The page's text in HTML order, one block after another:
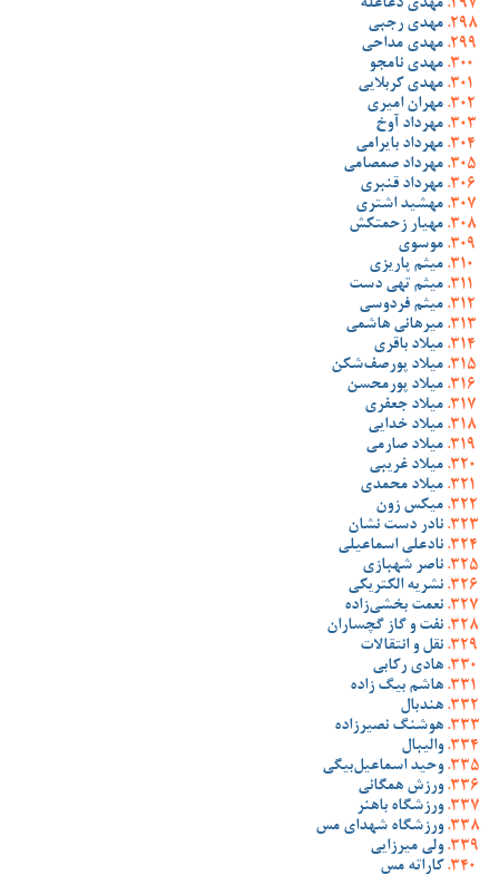
مهدی دغاغله
مهدی رجبی
مهدی مداحی
مهدی نامجو
مهدی کربلایی
مهران امیری
مهرداد آوخ
مهرداد بایرامی
مهرداد صمصامی
مهرداد قنبری
مهشید اشتری
مهیار زحمتکش
موسوی
میثم پاریزی
میثم تهی دست
میثم فردوسی
میرهانی هاشمی
میلاد باقری
میلاد پورصف‌شکن
میلاد پورمحسن
میلاد جعفری
میلاد خدایی
میلاد صارمی
میلاد غریبی
میلاد محمدی
میکس زون
نادر دست نشان
نادعلی اسماعیلی
ناصر شهبازی
نشریه الکتریکی
نعمت بخشی‌زاده
نفت و گاز گچساران
نقل و انتقالات
هادی رکابی
هاشم بیگ زاده
هندبال
هوشنگ نصیرزاده
والیبال
وحید اسماعیل‌بیگی
ورزش همگانی
ورزشگاه باهنر
ورزشگاه شهدای مس
ولی میرزایی
کاراته مس